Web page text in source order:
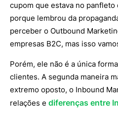
cupom que estava no
porque lembrou da
perceber o Outbound
empresas B2C, mas isso
Porém, ele não é a única
clientes. A segunda maneira
extremo oposto, o Inbound
relações e diferenças entre